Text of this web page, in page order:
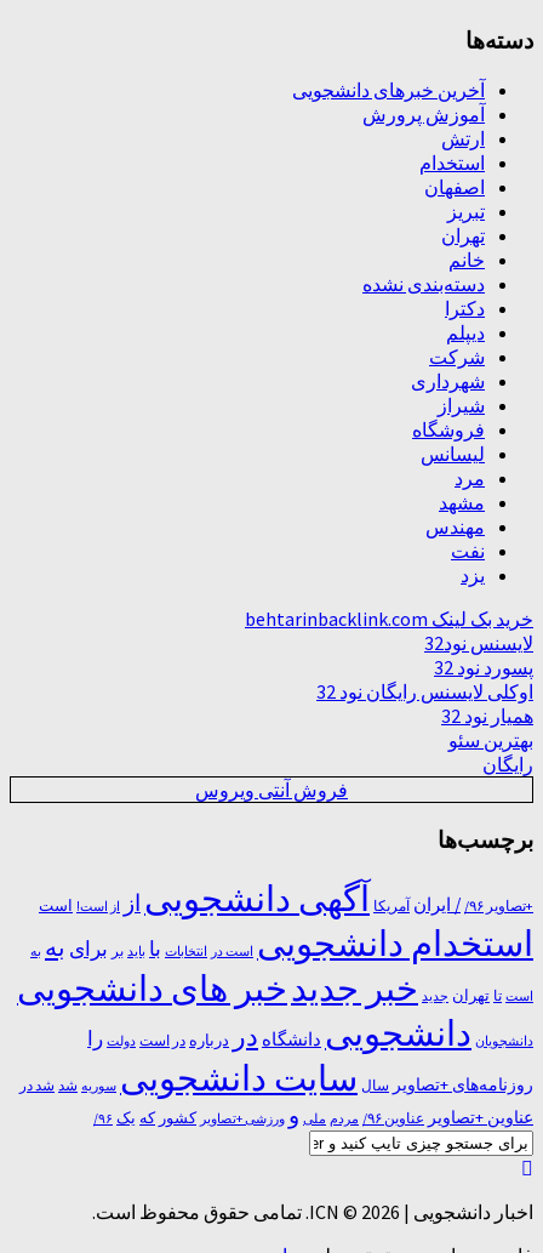
دسته‌ها
آخرین خبرهای دانشجویی
آموزش پرورش
ارتش
استخدام
اصفهان
تبریز
تهران
خانم
دسته‌بندی نشده
دکترا
دیپلم
شرکت
شهرداری
شیراز
فروشگاه
لیسانس
مرد
مشهد
مهندس
نفت
یزد
خرید بک لینک behtarinbacklink.com
لایسنس نود32
پسورد نود 32
اوکلی لایسنس رایگان نود 32
همیار نود 32
بهترین سئو
رایگان
فروش آنتی ویروس
برچسب‌ها
+تصاویر ۹۶/ / ایران آمریکا آگهی دانشجویی از از است! است
استخدام دانشجویی است در انتخابات با باید بر برای به به
است تا تهران جدید خبر جدیدخبر های دانشجویی
دانشجویان دانشجویی دانشگاه در درباره در ﺍﺳﺖ دولت را
روزنامه‌های +تصاویر سال سایت دانشجویی سوریه شد شد در
عناوین +تصاویر عناوین ۹۶/ مردم ملی و ورزشی +تصاویر کشور که یک ۹۶/
اخبار دانشجویی | ICN © 2026. تمامی حقوق محفوظ است.